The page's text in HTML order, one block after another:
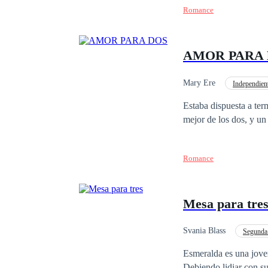
frío, aferrándose a su
para ellos en este
el odio. Un amor
Romance
AMOR PARA
Mary Ere
Estaba dispuesta a
mejor de los dos, y
Romance
Mesa para tres
Svania Blass
Esmeralda es una